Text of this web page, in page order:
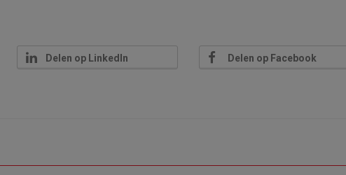
Delen op LinkedIn Delen op Facebook